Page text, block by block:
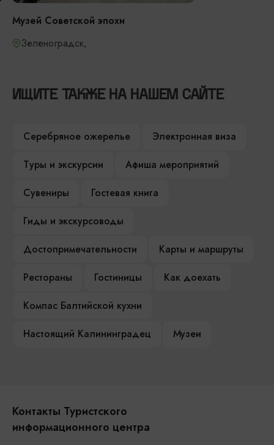
Музей Советской эпохи
Зеленоградск,
ИЩИТЕ ТАКЖЕ НА НАШЕМ САЙТЕ
Серебряное ожерелье
Электронная виза
Туры и экскурсии
Афиша мероприятий
Сувениры
Гостевая книга
Гиды и экскурсоводы
Достопримечательности
Карты и маршруты
Рестораны
Гостиницы
Как доехать
Компас Балтийской кухни
Настоящий Калининградец
Музеи
Контакты Туристского
информационного центра